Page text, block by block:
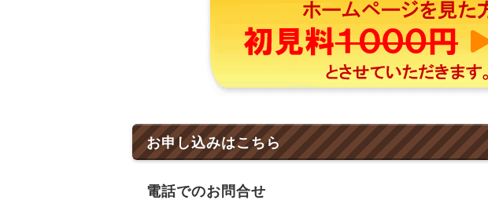
お申し込みはこちら
電話でのお問合せ